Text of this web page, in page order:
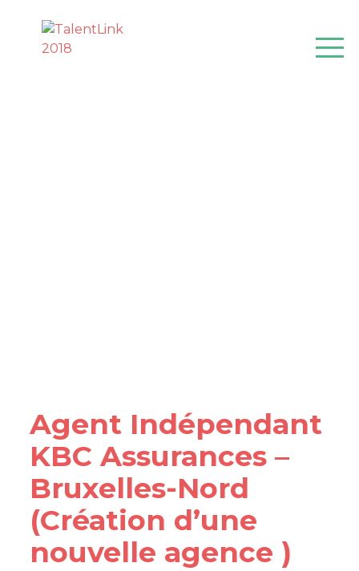
Agent Indépendant
KBC Assurances –
Bruxelles-Nord
(Création d’une
nouvelle agence )